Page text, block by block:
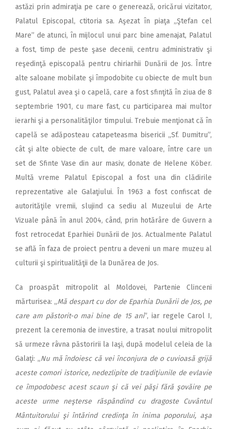
astăzi prin admiraţia pe care o generează, oricărui vizitator,
Palatul Episcopal, ctitoria sa. Aşezat în piaţa „Ştefan cel
Mare” de atunci, în mijlocul unui parc bine amenajat, Palatul
a fost, timp de peste şase decenii, centru administrativ şi
reşedinţă episcopală pentru chiriarhii Dunării de Jos. Între
alte saloane mobilate şi împodobite cu obiecte de mult bun
gust, Palatul avea şi o capelă, care a fost sfinţită în ziua de 8
septembrie 1901, cu mare fast, cu participarea mai multor
ierarhi şi a personalităţilor timpului. Trebuie menţionat că în
capelă se adăposteau catapeteasma bisericii „Sf. Dumitru”,
cât şi alte obiecte de cult, de mare valoare, între care un
set de Sfinte Vase din aur masiv, donate de Helene Köber.
Multă vreme Palatul Episcopal a fost una din clădirile
reprezentative ale Galaţiului. În 1963 a fost confiscat de
autorităţile vremii, slujind ca sediu al Muzeului de Arte
Vizuale până în anul 2004, când, prin hotărâre de Guvern a
fost retrocedat Eparhiei Dunării de Jos. Actualmente Palatul
se află în faza de proiect pentru a deveni un mare muzeu al
culturii şi spiritualităţii de la Dunărea de Jos.
Ca proaspăt mitropolit al Moldovei, Partenie Clinceni
mărturisea: „Mă despart cu dor de Eparhia Dunării de Jos, pe
care am păstorit-o mai bine de 15 ani”, iar regele Carol I,
prezent la ceremonia de investire, a trasat noului mitropolit
să urmeze râvna păstoririi la Iaşi, după modelul celeia de la
Galaţi: „Nu mă îndoiesc că vei înconjura de o cuvioasă grijă
aceste comori istorice, nedezlipite de tradiţiunile de evlavie
ce împodobesc acest scaun şi că vei păşi fără şovăire pe
aceste urme neşterse răspândind cu dragoste Cuvântul
Mântuitorului şi întărind credinţa în inima poporului, aşa